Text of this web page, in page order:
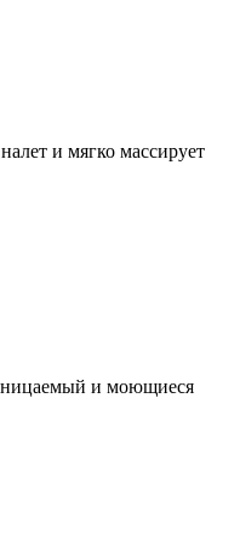
и мягко массирует
и моющиеся